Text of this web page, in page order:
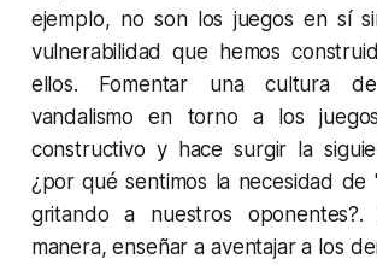
ejemplo, no son los juegos en sí
vulnerabilidad que hemos
ellos. Fomentar una cultura
vandalismo en torno a los
constructivo y hace surgir la
¿por qué sentimos la necesidad de
gritando a nuestros
manera, enseñar a aventajar a los